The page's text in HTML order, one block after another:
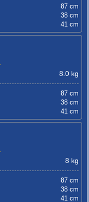
87 cm
38 cm
41 cm
8.0 kg
87 cm
38 cm
41 cm
8 kg
87 cm
38 cm
41 cm